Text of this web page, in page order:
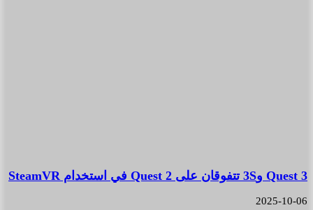
Quest 3 و3S تتفوقان على Quest 2 في استخدام SteamVR
2025-10-06